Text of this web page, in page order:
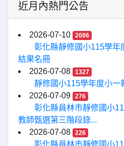
近月內熱門公告
2026-07-10 2086
彰化縣靜修國小115學年
結果名冊
2026-07-08
1327
靜修國小115學年度小一
2026-07-09
276
彰化縣員林市靜修國小
教師甄選第三階段錄...
2026-07-08
226
彰化縣員林市靜修國小